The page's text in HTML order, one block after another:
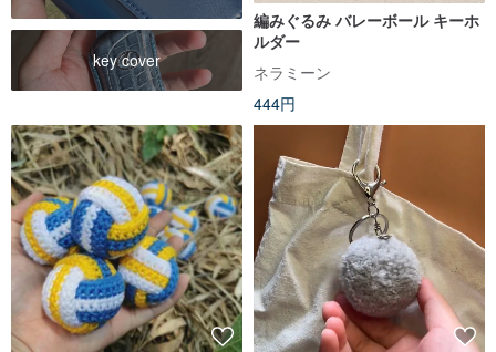
key cover
編みぐるみ バレーボール キーホ
ルダー
ネラミーン
444円